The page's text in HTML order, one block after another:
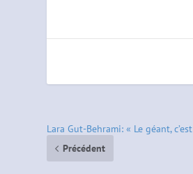
Lara Gut-Behrami: « Le géant,
Précédent